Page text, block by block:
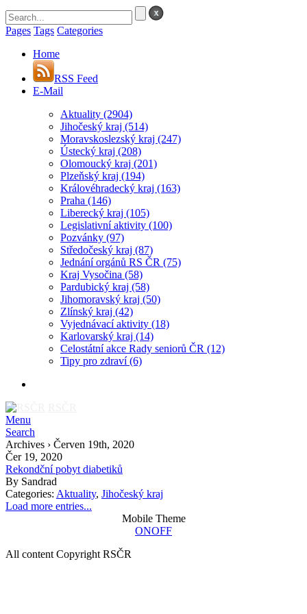
Pages Tags Categories
Home
RSS Feed
E-Mail
Aktuality (2904)
Jihočeský kraj (514)
Moravskoslezský kraj (247)
Ústecký kraj (208)
Olomoucký kraj (201)
Plzeňský kraj (194)
Královéhradecký kraj (163)
Praha (146)
Liberecký kraj (105)
Legislativní aktivity (100)
Pozvánky (97)
Středočeský kraj (87)
Jednání orgánů RS ČR (75)
Kraj Vysočina (58)
Pardubický kraj (58)
Jihomoravský kraj (50)
Zlínský kraj (42)
Vyjednávací aktivity (18)
Karlovarský kraj (14)
Celostátní akce Rady seniorů ČR (12)
Tipy pro zdraví(6)
Menu
Search
Archives › Červen 19th, 2020
Čer 19, 2020
Rekondční pobyt diabetiků
By Sandrad
Categories: Aktuality, Jihočeský kraj
Load more entries...
Mobile Theme
ONOFF
All content Copyright RSČR